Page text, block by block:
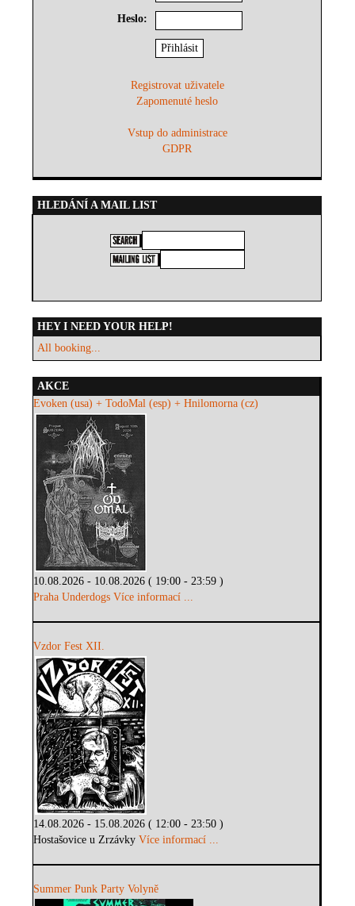
Heslo:
Registrovat uživatele
Zapomenuté heslo
Vstup do administrace
GDPR
HLEDÁNÍ A MAIL LIST
HEY I NEED YOUR HELP!
All booking...
AKCE
Evoken (usa) + TodoMal (esp) + Hnilomorna (cz)
10.08.2026 - 10.08.2026 ( 19:00 - 23:59 )
Praha Underdogs Více informací ...
Vzdor Fest XII.
14.08.2026 - 15.08.2026 ( 12:00 - 23:50 )
Hostašovice u ZrzávkyVíce informací ...
Summer Punk Party Volyně